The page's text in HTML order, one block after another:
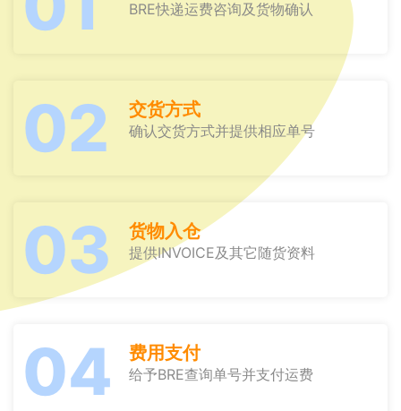
BRE快递运费咨询及货物确认
02 交货方式
确认交货方式并提供相应单号
03 货物入仓
提供INVOICE及其它随货资料
04 费用支付
给予BRE查询单号并支付运费